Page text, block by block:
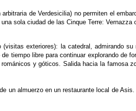
de Verdesicilia) no permiten el
sola ciudad de las Cinque Terre: Vernazza
exteriores): la catedral, admirando
libre para continuar explorando de
y góticos. Salida hacia la
un almuerzo en un restaurante local de